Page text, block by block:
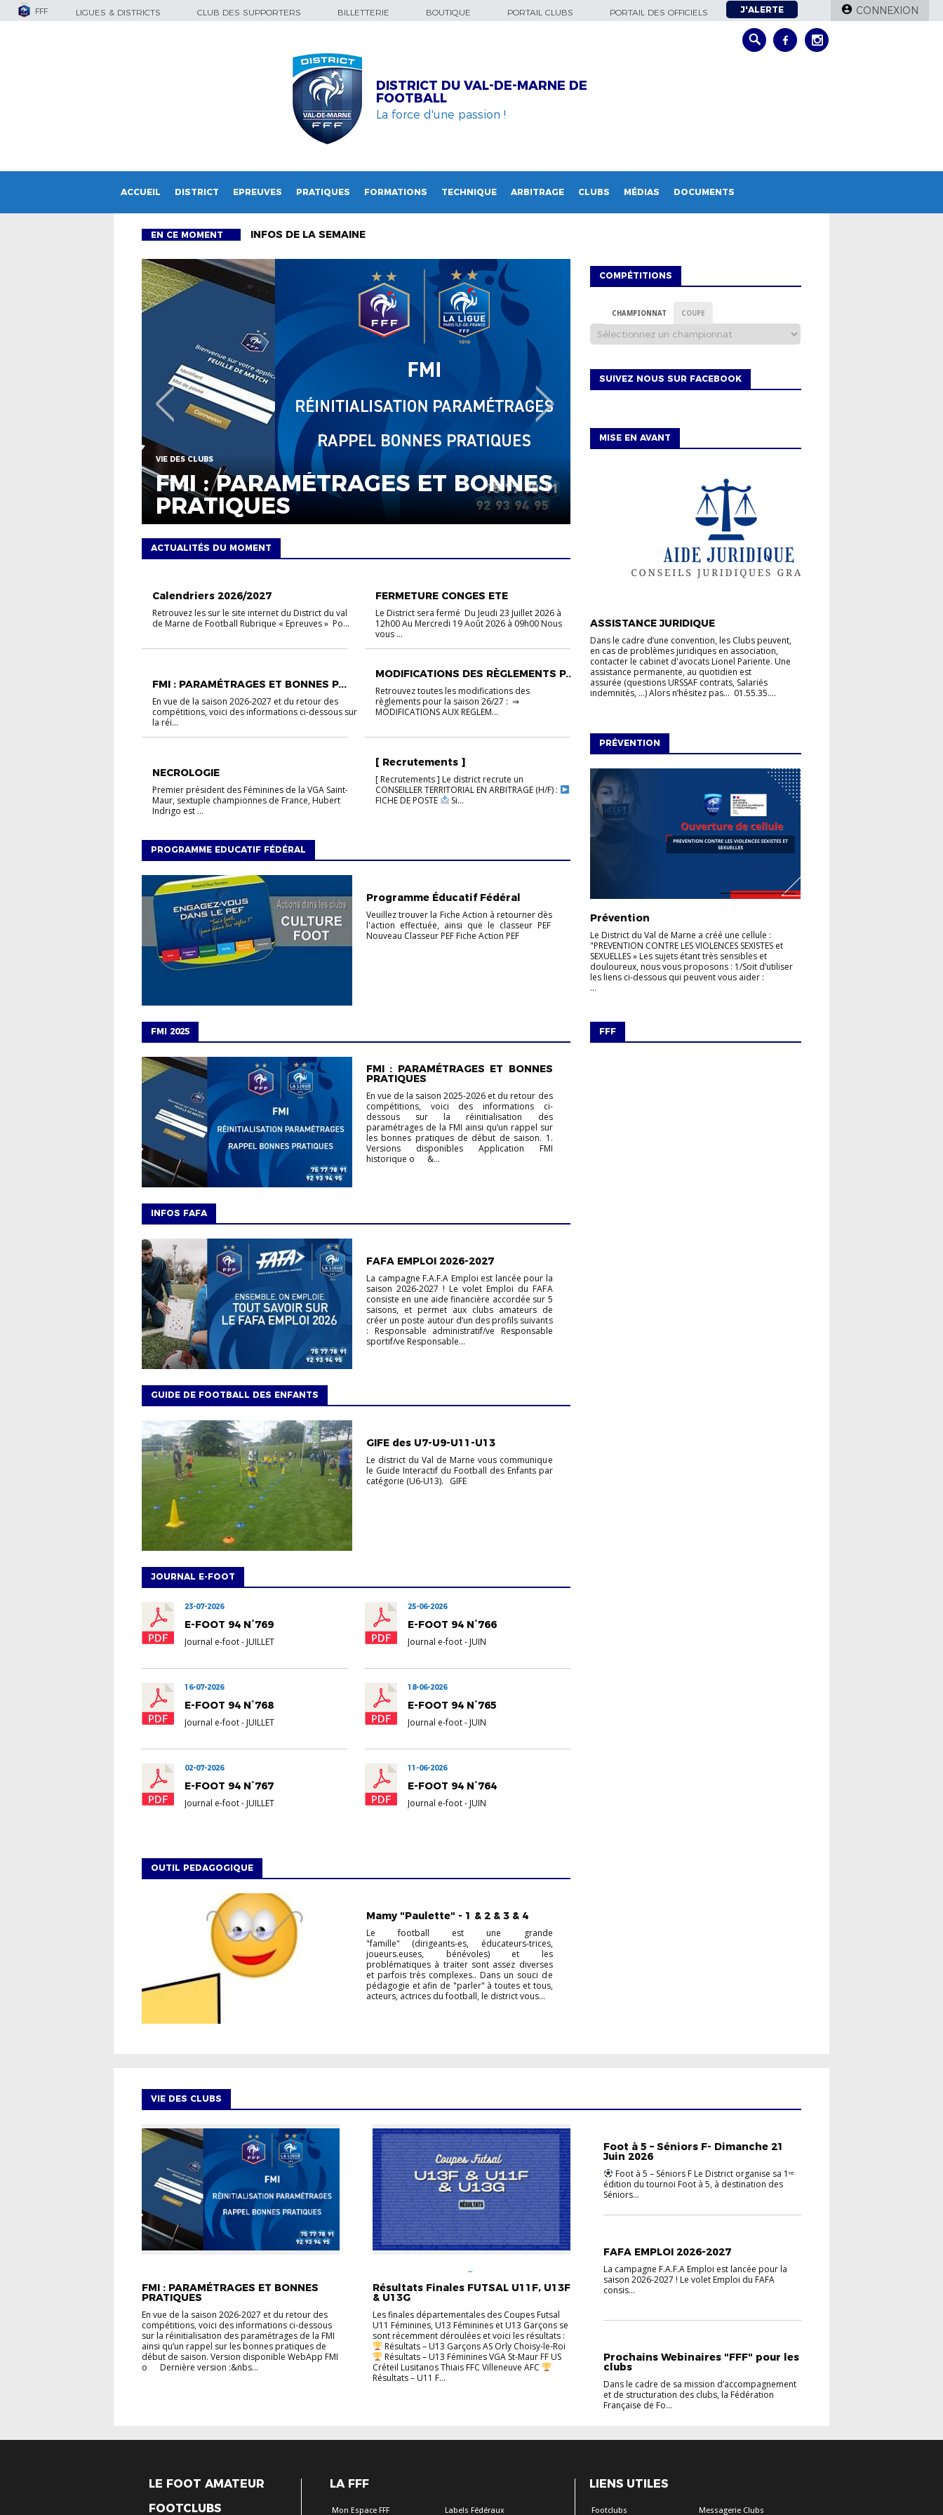
FFF LIGUES & DISTRICTS CLUB DES SUPPORTERS BILLETTERIE BOUTIQUE PORTAIL CLUBS PORTAIL DES OFFICIELS J'ALERTE CONNEXION
DISTRICT DU VAL-DE-MARNE DE
FOOTBALL
La force d'une passion !
ACCUEIL DISTRICT EPREUVES PRATIQUES FORMATIONS TECHNIQUE ARBITRAGE CLUBS MÉDIAS DOCUMENTS
EN CE MOMENT INFOS DE LA SEMAINE
FMI : PARAMÉTRAGES ET BONNES
PRATIQUES
VIE DU DISTRICT
NECROLOGIE
ACTUALITÉS DU MOMENT
Calendriers 2026/2027
Retrouvez les sur le site internet du District du val
de Marne de Football Rubrique « Epreuves » Po...
FMI : PARAMÉTRAGES ET BONNES P...
En vue de la saison 2026-2027 et du retour des
compétitions, voici des informations ci-dessous sur
la réi...
NECROLOGIE
Premier président des Féminines de la VGA Saint-
Maur, sextuple championnes de France, Hubert
Indrigo est ...
FERMETURE CONGES ETE
Le District sera fermé Du Jeudi 23 Juillet 2026 à
12h00 Au Mercredi 19 Août 2026 à 09h00 Nous
vous ...
MODIFICATIONS DES RÈGLEMENTS P...
Retrouvez toutes les modifications des
règlements pour la saison 26/27 : ⇒
MODIFICATIONS AUX REGLEM...
[ Recrutements ]
[ Recrutements ] Le district recrute un
CONSEILLER TERRITORIAL EN ARBITRAGE (H/F) :
FICHE DE POSTE
Si...
PROGRAMME EDUCATIF FÉDÉRAL
Programme Éducatif Fédéral
Veuillez trouver la Fiche Action à retourner dès
l'action effectuée, ainsi que le classeur PEF
Nouveau Classeur PEF Fiche Action PEF
FMI 2025
FMI : PARAMÉTRAGES ET BONNES
PRATIQUES
En vue de la saison 2025-2026 et du retour des
compétitions, voici des informations ci-
dessous sur la réinitialisation des
paramétrages de la FMI ainsi qu’un rappel sur
les bonnes pratiques de début de saison. 1.
‎Versions disponibles Application FMI
historique o &...
INFOS FAFA
FAFA EMPLOI 2026-2027
La campagne F.A.F.A Emploi est lancée pour la
saison 2026-2027 ! Le volet Emploi du FAFA
consiste en une aide financière accordée sur 5
saisons, et permet aux clubs amateurs de
créer un poste autour d’un des profils suivants
: Responsable administratif/ve Responsable
sportif/ve Responsable...
GUIDE DE FOOTBALL DES ENFANTS
CLUBS
GIFE des U7-U9-U11-U13
Le district du Val de Marne vous communique
le Guide Interactif du Football des Enfants par
catégorie (U6-U13). GIFE
JOURNAL E-FOOT
23-07-2026
E-FOOT 94 N°769
Journal e-foot- JUILLET
16-07-2026
E-FOOT 94 N°768
Journal e-foot- JUILLET
02-07-2026
E-FOOT 94 N°767
Journal e-foot- JUILLET
25-06-2026
E-FOOT 94 N°766
Journal e-foot- JUIN
18-06-2026
E-FOOT 94 N°765
Journal e-foot- JUIN
11-06-2026
E-FOOT 94 N°764
Journal e-foot- JUIN
OUTIL PEDAGOGIQUE
Mamy "Paulette" - 1 & 2 & 3 & 4
Le football est une grande
"famille" (dirigeants-es, éducateurs-trices,
joueurs.euses, bénévoles) et les
problématiques à traiter sont assez diverses
et parfois très complexes.. Dans un souci de
pédagogie et afin de "parler" à toutes et tous,
acteurs, actrices du football, le district vous...
COMPÉTITIONS
CHAMPIONNAT COUPE
SUIVEZ NOUS SUR FACEBOOK
MISE EN AVANT
ASSISTANCE JURIDIQUE
Dans le cadre d’une convention, les Clubs peuvent,
en cas de problèmes juridiques en association,
contacter le cabinet d'avocats Lionel Pariente. Une
assistance permanente, au quotidien est
assurée (questions URSSAF contrats, Salariés
indemnités, ...) Alors n’hésitez pas... 01.55.35....
PRÉVENTION
Prévention
Le District du Val de Marne a créé une cellule :
"PREVENTION CONTRE LES VIOLENCES SEXISTES et
SEXUELLES » Les sujets étant très sensibles et
douloureux, nous vous proposons : 1/Soit d’utiliser
les liens ci-dessous qui peuvent vous aider :
...
FFF
VIE DES CLUBS
FMI : PARAMÉTRAGES ET BONNES
PRATIQUES
En vue de la saison 2026-2027 et du retour des
compétitions, voici des informations ci-dessous
sur la réinitialisation des paramétrages de la FMI
ainsi qu’un rappel sur les bonnes pratiques de
début de saison. ‎Version disponible WebApp FMI
o Dernière version :&nbs...
CLUBS
Résultats Finales FUTSAL U11F, U13F
& U13G
Les finales départementales des Coupes Futsal
U11 Féminines, U13 Féminines et U13 Garçons se
sont récemment déroulées et voici les résultats :
Résultats – U13 Garçons AS Orly Choisy-le-Roi
Résultats – U13 Féminines VGA St-Maur FF US
Créteil Lusitanos Thiais FFC Villeneuve AFC
Résultats – U11 F...
Foot à 5 – Séniors F- Dimanche 21
Juin 2026
Foot à 5 – Séniors F Le District organise sa 1ʳᵉ
édition du tournoi Foot à 5, à destination des
Séniors...
FAFA EMPLOI 2026-2027
La campagne F.A.F.A Emploi est lancée pour la
saison 2026-2027 ! Le volet Emploi du FAFA
consis...
Prochains Webinaires "FFF" pour les
clubs
Dans le cadre de sa mission d’accompagnement
et de structuration des clubs, la Fédération
Française de Fo...
LE FOOT AMATEUR
FOOTCLUBS
LA FFF
Mon Espace FFF Labels Fédéraux
LIENS UTILES
Footclubs Messagerie Clubs